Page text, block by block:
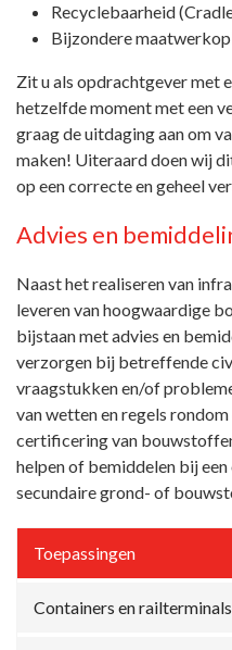
Recyclebaarheid
Bijzondere
Zit u als opdrachtgever met
hetzelfde moment met een
graag de uitdaging aan om
maken! Uiteraard doen wij
op een correcte en geheel
Advies en
Naast het realiseren van
leveren van hoogwaardige
bijstaan met advies en
verzorgen bij betreffende
vraagstukken en/of
van wetten en regels
certificering van
helpen of bemiddelen bij
secundaire grond- of
Toepassingen
Containers en railterminals